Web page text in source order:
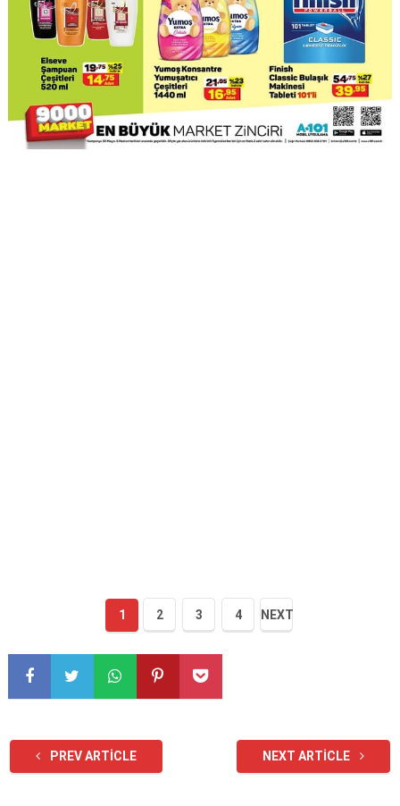
1 2 3 4 NEXT
PREV ARTICLE NEXT ARTICLE